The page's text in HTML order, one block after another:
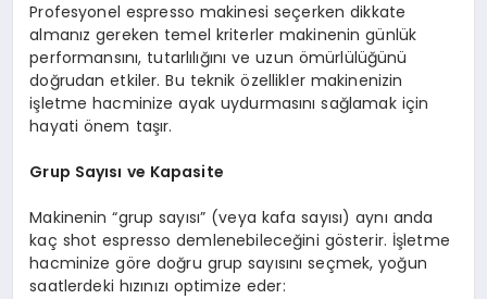
Profesyonel espresso makinesi seçerken dikkate
almanız gereken temel kriterler makinenin günlük
performansını, tutarlılığını ve uzun ömürlülüğünü
doğrudan etkiler. Bu teknik özellikler makinenizin
işletme hacminize ayak uydurmasını sağlamak için
hayati önem taşır.
Grup Sayısı ve Kapasite
Makinenin “grup sayısı” (veya kafa sayısı) aynı anda
kaç shot espresso demlenebileceğini gösterir. İşletme
hacminize göre doğru grup sayısını seçmek, yoğun
saatlerdeki hızınızı optimize eder: